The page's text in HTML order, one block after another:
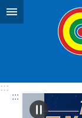
跳到主要內容區塊
:::
:::